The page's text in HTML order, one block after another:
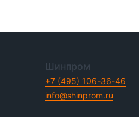
Шинпром
+7 (495) 106-36-46
info@shinprom.ru